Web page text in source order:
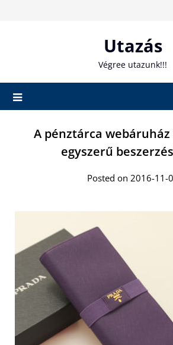
Utazás
Végree utazunk!!!
A pénztárca
egyszerű
Posted on 2016-11-